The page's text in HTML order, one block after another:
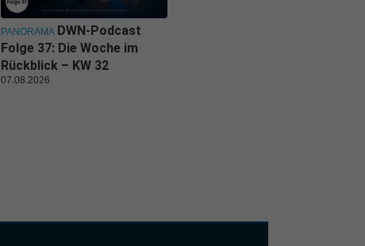
PANORAMA DWN-Podcast
Folge 37: Die Woche im
Rückblick – KW 32
07.08.2026